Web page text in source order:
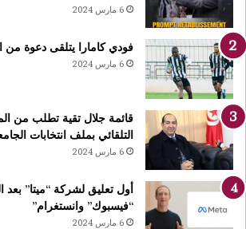
6 مارس 2024
فودي كامارا يتلقى دعوة من
6 مارس 2024
قائمة جلال تقية تطلب من
التلقائي بملف انتخابات
6 مارس 2024
أول تعليق لشركة “ميتا”
“فيسبوك” وانستغرام”
6 مارس 2024